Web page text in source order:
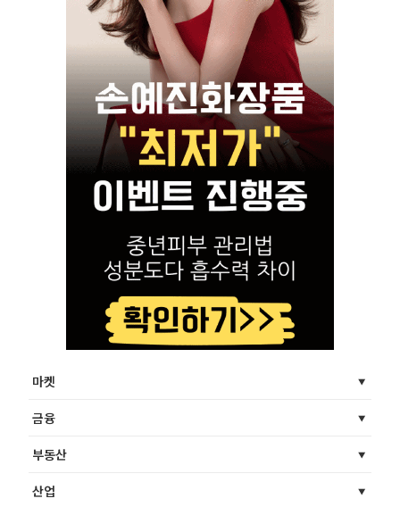
마켓
금융
부동산
산업